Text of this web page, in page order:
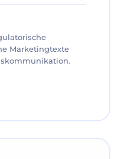
Marketingtexte